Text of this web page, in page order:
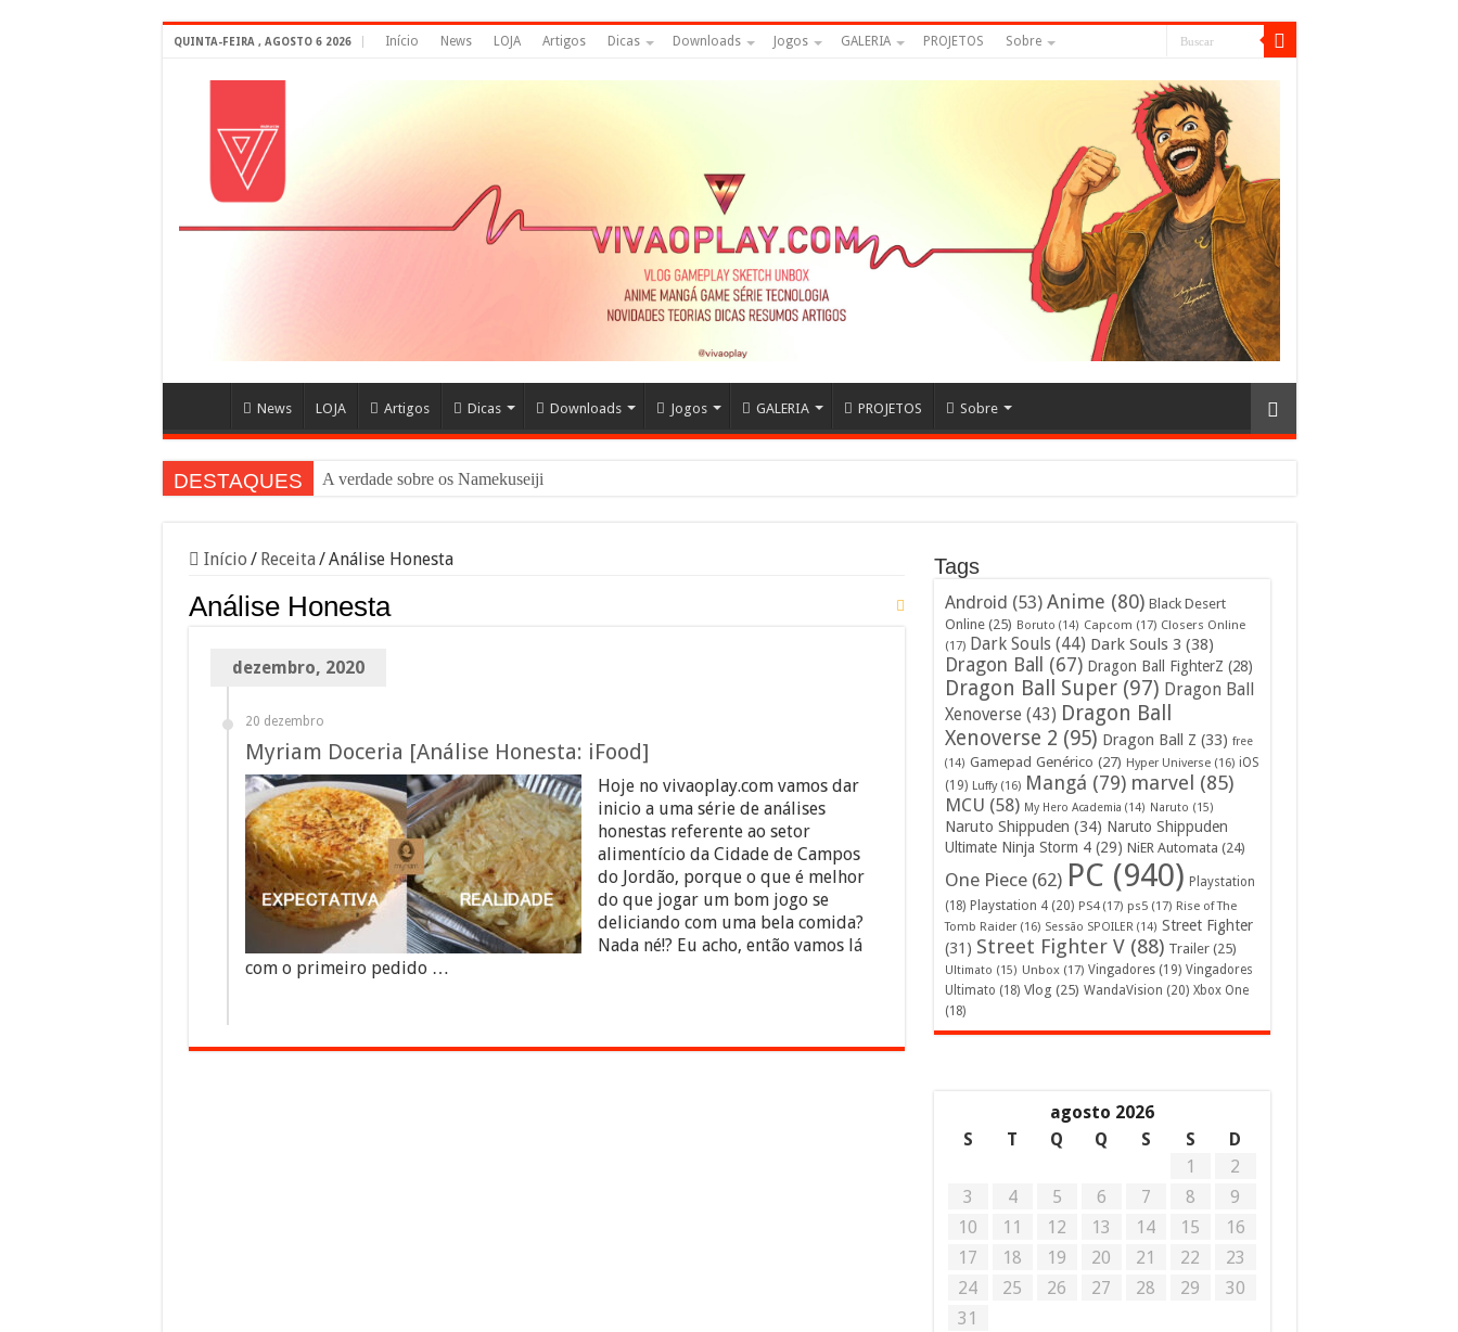
QUINTA-FEIRA , AGOSTO 6 2026 Início News LOJA Artigos Dicas Downloads Jogos GALERIA PROJETOS Sobre
News LOJA Artigos Dicas Downloads Jogos GALERIA PROJETOS Sobre
DESTAQUES A verdade sobre os Namekuseijins – DRAGON BA
Início / Receita/Análise Honesta
Análise Honesta
dezembro, 2020
20 dezembro
Myriam Doceria [Análise Honesta: iFood]
Hoje no vivaoplay.com vamos dar
inicio a uma série de análises
honestas referente ao setor
alimentício da Cidade de Campos
do Jordão, porque o que é melhor
do que jogar um bom jogo se
deliciando com uma bela comida?
Nada né!? Eu acho, então vamos lá
com o primeiro pedido …
Tags
Android (53) Anime (80) Black Desert
Online(25) Boruto (14) Capcom (17) Closers Online
(17) Dark Souls(44) Dark Souls 3 (38)
Dragon Ball (67) Dragon Ball FighterZ (28)
Dragon Ball Super(97) Dragon Ball
Xenoverse (43) Dragon Ball
Xenoverse 2 (95) Dragon Ball Z (33) free
(14) Gamepad Genérico (27) Hyper Universe(16) iOS
(19) Luffy(16) Mangá (79) marvel (85)
MCU (58) My Hero Academia (14) Naruto (15)
Naruto Shippuden (34) Naruto Shippuden
Ultimate Ninja Storm 4(29) NiER Automata (24)
One Piece(62) PC (940) Playstation
(18) Playstation 4(20) PS4(17) ps5(17) Rise of The
Tomb Raider(16) Sessão SPOILER(14) Street Fighter
(31) Street Fighter V(88) Trailer(25)
Ultimato (15) Unbox(17) Vingadores(19) Vingadores
Ultimato (18) Vlog (25) WandaVision (20) Xbox One
(18)
agosto 2026
S
T Q Q S S
D
1
2
3
4 5 6 7 8
9
10
11 12 13 14 15
16
17
18 19 20 21 22
23
24
25 26 27 28 29
30
31